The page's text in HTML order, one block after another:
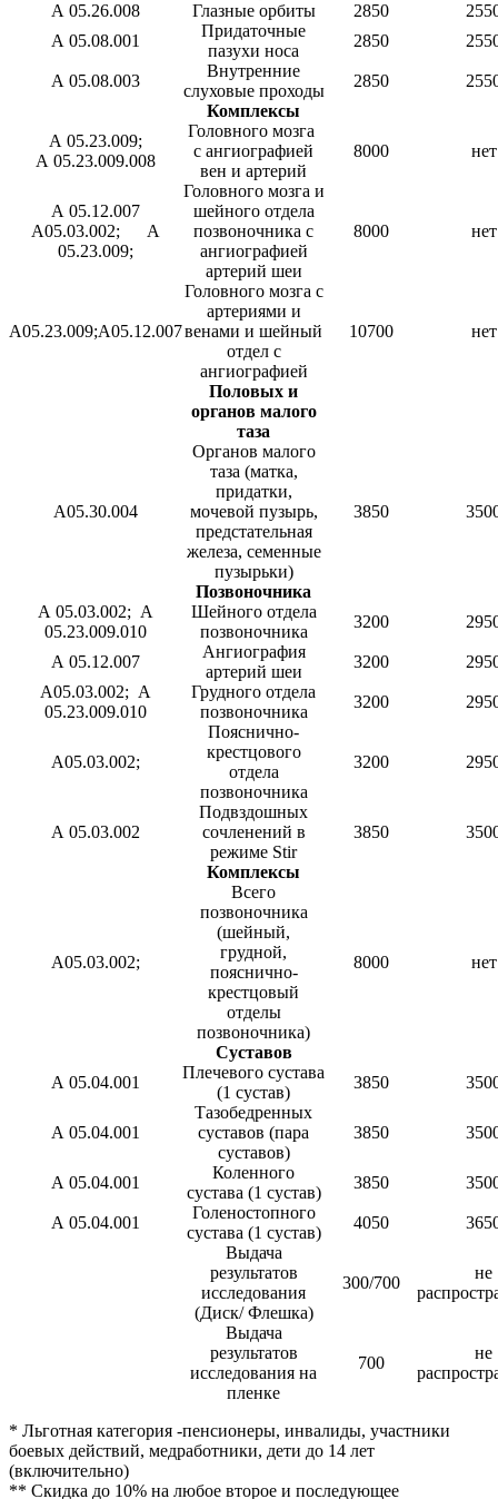
А 05.26.008
Глазные орбиты 2850
А 05.08.001
Придаточные
пазухи носа
2850
А 05.08.003
Внутренние
слуховые проходы
2850
Комплексы
А 05.23.009;
А 05.23.009.008
Головного мозга
с ангиографией
вен и артерий
8000 нет
А 05.12.007
А05.03.002; А
05.23.009;
Головного мозга и
шейного отдела
позвоночника с
ангиографией
артерий шеи
8000 нет
А05.23.009;А05.12.007
Головного мозга с
артериями и
венами и шейный
отдел с
ангиографией
10700 нет
Половых и
органов малого
таза
А05.30.004
Органов малого
таза (матка,
придатки,
мочевой пузырь,
предстательная
железа, семенные
пузырьки)
3850
Позвоночника
А 05.03.002; А
05.23.009.010
Шейного отдела
позвоночника
3200
А 05.12.007
Ангиография
артерий шеи
3200
А05.03.002; А
05.23.009.010
Грудного отдела
позвоночника
3200
А05.03.002;
Пояснично-
крестцового
отдела
позвоночника
3200
А 05.03.002
Подвздошных
сочленений в
режиме Stir
3850
Комплексы
А05.03.002;
Всего
позвоночника
(шейный,
грудной,
пояснично-
крестцовый
отделы
позвоночника)
8000 нет
Суставов
А 05.04.001
Плечевого сустава
(1 сустав)
3850
А 05.04.001
Тазобедренных
суставов (пара
суставов)
3850
А 05.04.001
Коленного
сустава (1 сустав)
3850
А 05.04.001
Голеностопного
сустава (1 сустав)
4050
Выдача
результатов
исследования
(Диск/ Флешка)
300/700
не
Выдача
результатов
исследования на
пленке
700
не
* Льготная категория -пенсионеры, инвалиды, участники
боевых действий, медработники, дети до 14 лет
(включительно)
** Скидка до 10% на любое второе и последующее